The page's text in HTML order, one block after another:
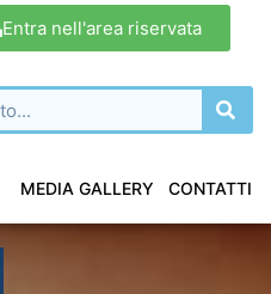
Entra nell'area riservata
MEDIA GALLERY CONTATTI